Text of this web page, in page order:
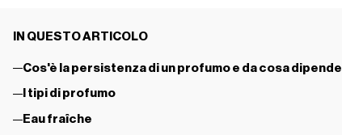
IN QUESTO ARTICOLO
Cos'è la persistenza di un profumo e da cosa dipende
I tipi di profumo
Eau fraîche